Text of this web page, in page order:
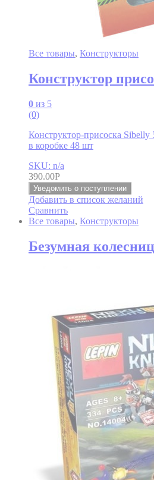
Все товары, Конструкторы
Конструктор
0 из 5
(0)
Конструктор-присоска Sibelly
в коробке 48 шт
SKU: n/a
390.00Р
Уведомить о поступлении
Добавить в список желаний
Сравнить
Все товары, Конструкторы
Безумная